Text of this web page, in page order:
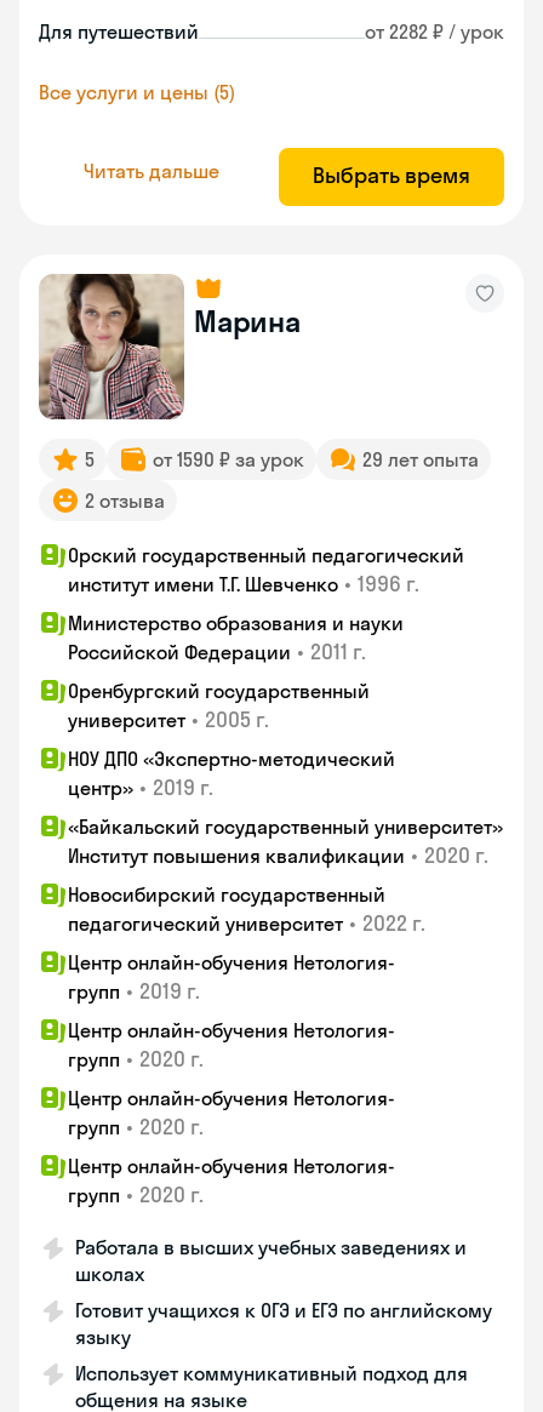
Для путешествий от 2282 ₽ / урок
Все услуги и цены (5)
Читать дальше Выбрать время
Марина
5 от 1590 ₽ за урок
29 лет опыта
2 отзыва
Орский государственный педагогический
институт имени Т.Г. Шевченко • 1996 г.
Министерство образования и науки
Российской Федерации • 2011 г.
Оренбургский государственный
университет • 2005 г.
НОУ ДПО «Экспертно-методический
центр» • 2019 г.
«Байкальский государственный университет»
Институт повышения квалификации • 2020 г.
Новосибирский государственный
педагогический университет • 2022 г.
Центр онлайн-обучения Нетология-
групп • 2019 г.
Центр онлайн-обучения Нетология-
групп • 2020 г.
Центр онлайн-обучения Нетология-
групп • 2020 г.
Центр онлайн-обучения Нетология-
групп • 2020 г.
Работала в высших учебных заведениях и
школах
Готовит учащихся к ОГЭ и ЕГЭ по английскому
языку
Использует коммуникативный подход для
общения на языке